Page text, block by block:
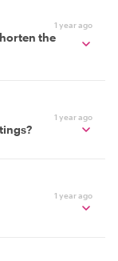
1 year ago
the
1 year ago
1 year ago